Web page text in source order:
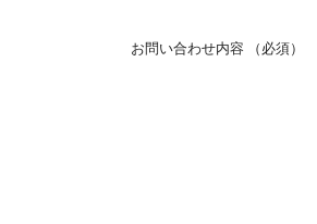
お問い合わせ内容 （必須）